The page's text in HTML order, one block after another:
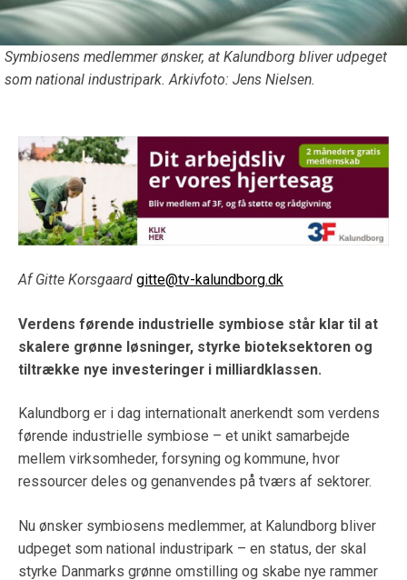
Symbiosens medlemmer ønsker, at Kalundborg bliver udpeget
som national industripark. Arkivfoto: Jens Nielsen.
Af Gitte Korsgaard gitte@tv-kalundborg.dk
Verdens førende industrielle symbiose står klar til at
skalere grønne løsninger, styrke bioteksektoren og
tiltrække nye investeringer i milliardklassen.
Kalundborg er i dag internationalt anerkendt som verdens
førende industrielle symbiose – et unikt samarbejde
mellem virksomheder, forsyning og kommune, hvor
ressourcer deles og genanvendes på tværs af sektorer.
Nu ønsker symbiosens medlemmer, at Kalundborg bliver
udpeget som national industripark – en status, der skal
styrke Danmarks grønne omstilling og skabe nye rammer